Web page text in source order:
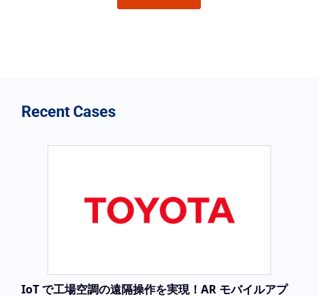
Recent Cases
IoT で工場空調の遠隔操作を実現！AR モバイルアプ